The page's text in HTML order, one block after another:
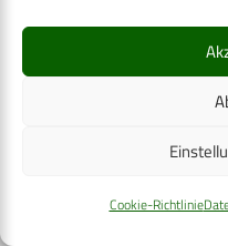
Cookie-Richtlinie
Cookie-Richtlinie (EU)